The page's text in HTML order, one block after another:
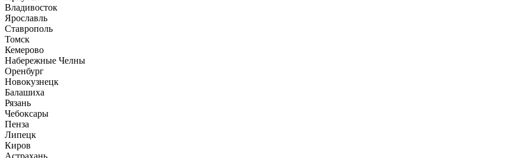
Владивосток
Ярославль
Ставрополь
Томск
Кемерово
Набережные Челны
Оренбург
Новокузнецк
Балашиха
Рязань
Чебоксары
Пенза
Липецк
Киров
Астрахань